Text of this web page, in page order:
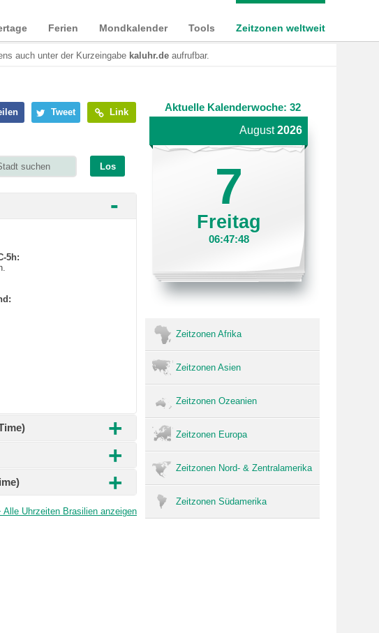
Ferien Mondkalender Tools Zeitzonen weltweit
auch unter der Kurzeingabe kaluhr.de aufrufbar.
Tweet Link
Los
-
5h:
+
+
+
Alle Uhrzeiten Brasilien anzeigen
Aktuelle Kalenderwoche: 32
August2026
7
Freitag
06:47:48
Zeitzonen Afrika
Zeitzonen Asien
Zeitzonen Ozeanien
Zeitzonen Europa
Zeitzonen Nord- & Zentralamerika
Zeitzonen Südamerika